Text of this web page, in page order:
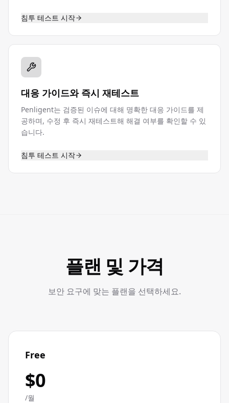
침투 테스트 시작
대응 가이드와 즉시 재테스트
Penligent는 검증된 이슈에 대해 명확한 대응 가이드를 제
공하며, 수정 후 즉시 재테스트해 해결 여부를 확인할 수 있
습니다.
침투 테스트 시작
플랜 및 가격
보안 요구에 맞는 플랜을 선택하세요.
Free
$0
/월